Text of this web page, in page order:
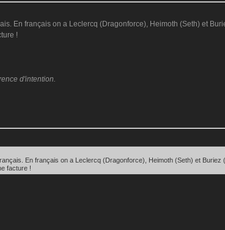
En français on a Leclercq (Dragonforce), Heimoth (Seth) et
!
d'intention.
En français on a Leclercq (Dragonforce), Heimoth (Seth) et
facture !